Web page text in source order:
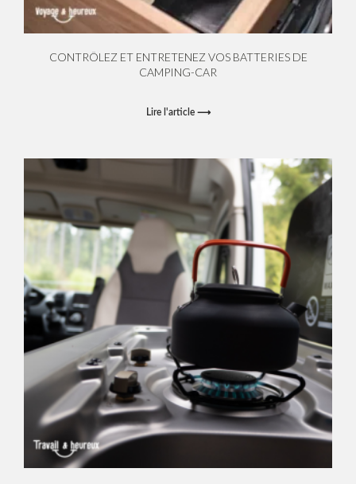
CONTRÔLEZ ET ENTRETENEZ VOS BATTERIES DE
CAMPING-CAR
Lire l'article ⟶